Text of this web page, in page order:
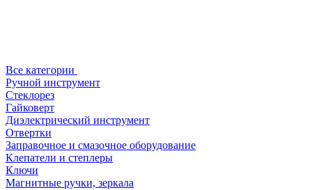
Все категории
Ручной инструмент
Стеклорез
Гайковерт
Диэлектрический инструмент
Отвертки
Заправочное и смазочное оборудование
Клепатели и степлеры
Ключи
Магнитные ручки, зеркала